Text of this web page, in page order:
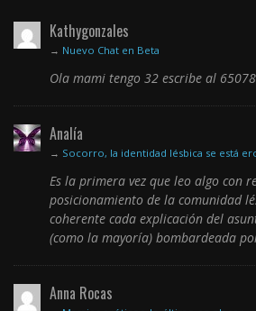
Kathygonzales
→ Nuevo Chat en Beta
Ola mami tengo 32 escribe al
Analía
→ Socorro, la identidad lésbica se está
Es la primera vez que leo algo con
posicionamiento de la comunidad
coherente cada explicación del
(como la mayoría) bombardeada
Anna Rocas